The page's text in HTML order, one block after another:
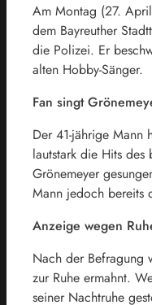
Am Montag (27.
dem Bayreuther
die Polizei. Er
alten Hobby-Sänger.
Fan singt
Der 41-jährige Mann
lautstark die Hits des
Grönemeyer
Mann jedoch bereits
Anzeige wegen
Nach der Befragung
zur Ruhe ermahnt.
seiner Nachtruhe